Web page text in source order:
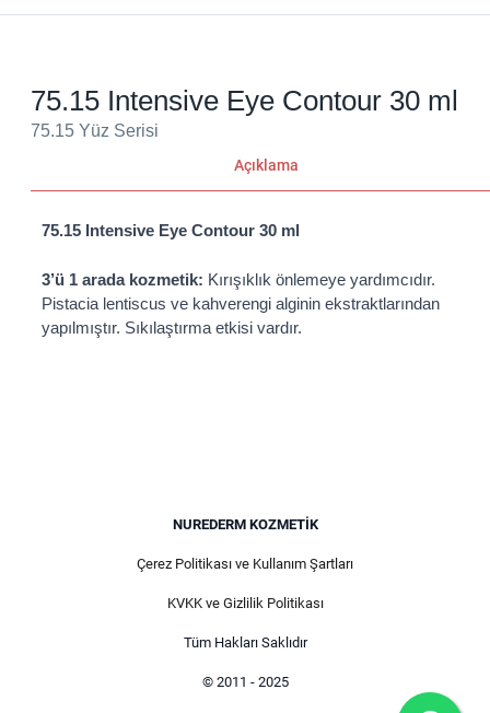
75.15 Intensive Eye Contour 30 ml
75.15 Yüz Serisi
Açıklama
75.15 Intensive Eye Contour 30 ml
3’ü 1 arada kozmetik: Kırışıklık önlemeye yardımcıdır.
Pistacia lentiscus ve kahverengi alginin ekstraktlarından
yapılmıştır. Sıkılaştırma etkisi vardır.
NUREDERM KOZMETIK
Çerez Politikası ve Kullanım Şartları
KVKK ve Gizlilik Politikası
Tüm Hakları Saklıdır
© 2011 - 2025